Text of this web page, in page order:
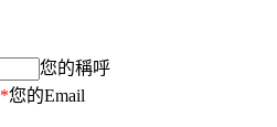
您的稱呼
*您的Email